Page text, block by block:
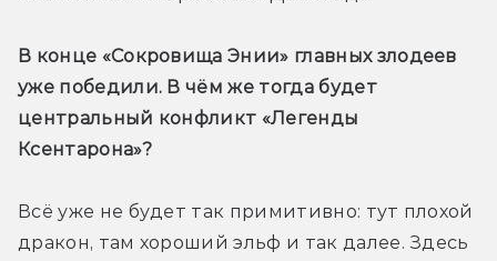
В конце «Сокровища Энии» главных злодеев
уже победили. В чём же тогда будет
центральный конфликт «Легенды
Ксентарона»?
Всё уже не будет так примитивно: тут плохой
дракон, там хороший эльф и так далее. Здесь